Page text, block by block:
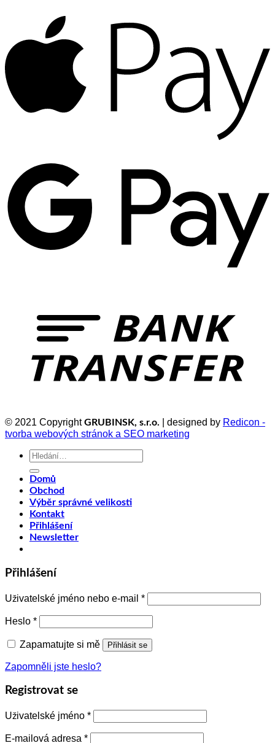
© 2021 CopyrightGRUBINSK, s.r.o. | designed by Redicon -
tvorba webových stránok a SEO marketing
Hledat:
Domů
Obchod
Výběr správné velikosti
Kontakt
Přihlášení
Newsletter
Přihlášení
Uživatelské jméno nebo e-mail *
Heslo *
Zapamatujte si mě Přihlásit se
Zapomněli jste heslo?
Registrovat se
Uživatelské jméno *
E-mailová adresa *